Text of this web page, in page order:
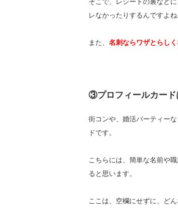
レなかったりするんですよね
また、 名刺ならワザとらし
③プロフィールカード
街コンや、婚活パーティー
ドです。
こちらには、簡単な名前や
ると思います。
ここは、空欄にせずに、ど